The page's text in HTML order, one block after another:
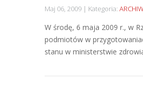
Maj 06, 2009 Kategoria:
W środę, 6 maja 2009 r., w
podmiotów w
stanu w ministerstwie